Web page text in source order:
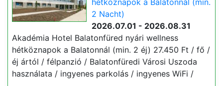
hétköznapok a Balatonnál (min.
2 Nacht)
2026.07.01 - 2026.08.31
Akadémia Hotel Balatonfüred nyári wellness
hétköznapok a Balatonnál (min. 2 éj) 27.450 Ft / fő /
éj ártól / félpanzió / Balatonfüredi Városi Uszoda
használata / ingyenes parkolás / ingyenes WiFi /